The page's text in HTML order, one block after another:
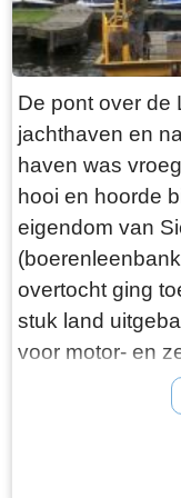
de bakkerij.
voortgezet,
Brink kreeg als
bellen kon je
je langs als er
toen niet beter,
werkte prima.
bakkerij, een
een slaapkamer
sliepen boven
bakkerij werd in
het verbranden
de oven
De pont over de
jachthaven en
haven was
hooi en hoorde
eigendom van
overtocht ging
stuk land
voor motor- en
ongeveer 1995
de verplaatsing